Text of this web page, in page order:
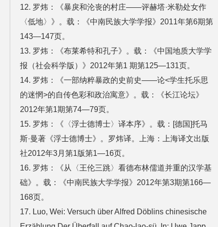
12. 罗炜：《暴戾和沦丧的村庄——评赫塔·米勒处女作
〈低地〉》。载：《中南民族大学学报》2011年第6期第
143—147页。
13. 罗炜：《布莱希特和孔子》。载：《中国地质大学学
报（社会科学版）》2012年第1 期第125—131页。
14. 罗炜：《一部纳粹暴政的史前史——论<学生托乐思
的迷惘>的自传色彩和政治寓意》。载：《长江论坛》
2012年第1期第74—79页。
15. 罗炜：《〈浮士德博士〉译本序》。载：[德国]托马
斯·曼著《浮士德博士》。罗炜译。上海：上海译文出版
社2012年3月第1版第1—16页。
16. 罗炜：《从〈王伦三跳〉看德布林儒道并重的汉学基
础》。载：《中南民族大学学报》2012年第3期第166—
168页。
17. Luo, Wei: Versuch über Alfred Döblins chinesische